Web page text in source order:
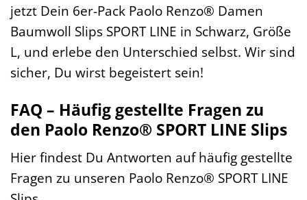
jetzt Dein 6er-Pack Paolo Renzo® Damen
Baumwoll Slips SPORT LINE in Schwarz, Größe
L, und erlebe den Unterschied selbst. Wir sind
sicher, Du wirst begeistert sein!
FAQ – Häufig gestellte Fragen zu
den Paolo Renzo® SPORT LINE Slips
Hier findest Du Antworten auf häufig gestellte
Fragen zu unseren Paolo Renzo® SPORT LINE